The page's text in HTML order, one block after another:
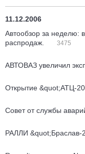
11.12.2006
Автообзор за неделю:
распродаж.
3475
АВТОВАЗ увеличил
Открытие &quot;АТЦ-
Совет от службы
РАЛЛИ &quot;Браслав-